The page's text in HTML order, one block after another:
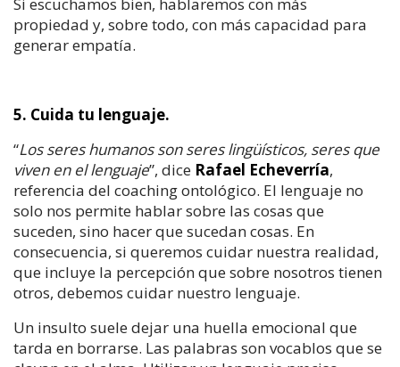
propiedad y, sobre todo, con más capacidad para
generar empatía.
5. Cuida tu lenguaje.
“Los seres humanos son seres lingüísticos, seres que
viven en el lenguaje”, dice Rafael Echeverría,
referencia del coaching ontológico. El lenguaje no
solo nos permite hablar sobre las cosas que
suceden, sino hacer que sucedan cosas. En
consecuencia, si queremos cuidar nuestra realidad,
que incluye la percepción que sobre nosotros tienen
otros, debemos cuidar nuestro lenguaje.
Un insulto suele dejar una huella emocional que
tarda en borrarse. Las palabras son vocablos que se